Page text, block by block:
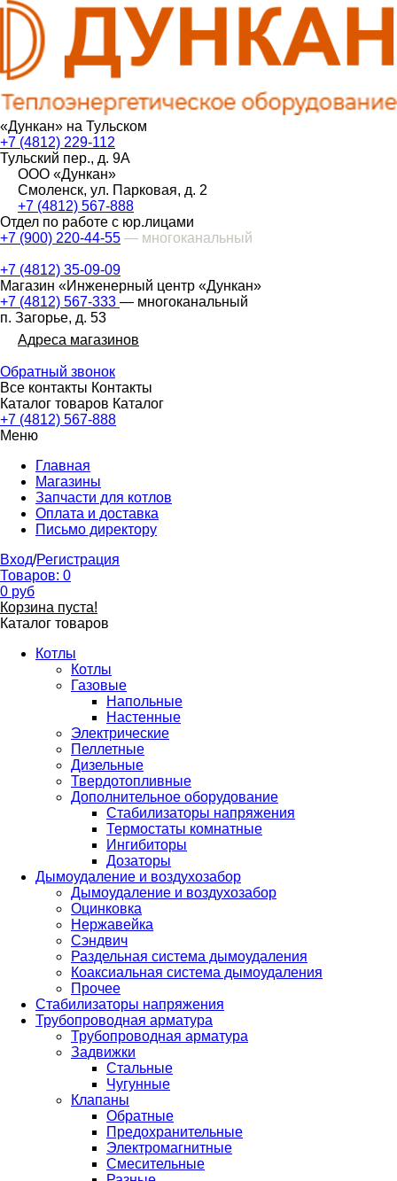
«Дункан» на Тульском
+7 (4812) 229-112
Тульский пер., д. 9А
ООО «Дункан»
Смоленск, ул. Парковая, д. 2
+7 (4812) 567-888
Отдел по работе с юр.лицами
+7 (900) 220-44-55 — многоканальный
+7 (4812) 35-09-09
Магазин «Инженерный центр «Дункан»
+7 (4812) 567-333 — многоканальный
п. Загорье, д. 53
Адреса магазинов
Обратный звонок
Все контакты Контакты
Каталог товаров Каталог
+7 (4812) 567-888
Меню
Главная
Магазины
Запчасти для котлов
Оплата и доставка
Письмо директору
Вход/Регистрация
Товаров: 0
0 руб
Корзина пуста!
Каталог товаров
Котлы
Котлы
Газовые
Напольные
Настенные
Электрические
Пеллетные
Дизельные
Твердотопливные
Дополнительное оборудование
Стабилизаторы напряжения
Термостаты комнатные
Ингибиторы
Дозаторы
Дымоудаление и воздухозабор
Дымоудаление и воздухозабор
Оцинковка
Нержавейка
Сэндвич
Раздельная система дымоудаления
Коаксиальная система дымоудаления
Прочее
Стабилизаторы напряжения
Трубопроводная арматура
Трубопроводная арматура
Задвижки
Стальные
Чугунные
Клапаны
Обратные
Предохранительные
Электромагнитные
Смесительные